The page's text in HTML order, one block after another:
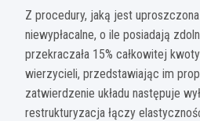
Z procedury, jaką jest
niewypłacalne, o ile posiadają
przekraczała 15% całkowitej
wierzycieli, przedstawiając im
zatwierdzenie układu następuje
restrukturyzacja łączy